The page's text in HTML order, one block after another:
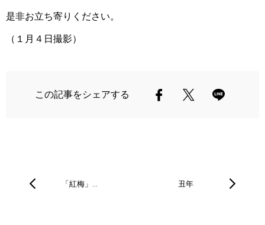
是非お立ち寄りください。
（１月４日撮影）
この記事をシェアする
「紅梅」… 丑年